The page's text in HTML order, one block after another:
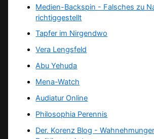
Medien-Backspin - Falsches zu
richtiggestellt
Tapfer im Nirgendwo
Vera Lengsfeld
Abu Yehuda
Mena-Watch
Audiatur Online
Philosophia Perennis
Der. Korenz Blog -